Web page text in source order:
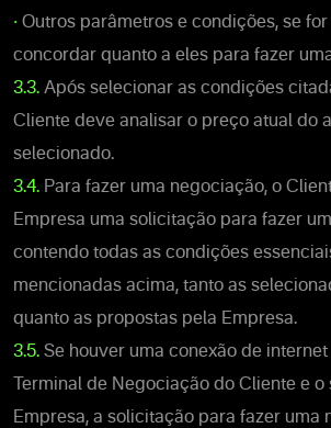
• Outros parâmetros e condições, se
concordar quanto a eles para fazer
3.3. Após selecionar as condições
Cliente deve analisar o preço atual do
selecionado.
3.4. Para fazer uma negociação, o
Empresa uma solicitação para fazer
contendo todas as condições
mencionadas acima, tanto as
quanto as propostas pela Empresa.
3.5. Se houver uma conexão de
Terminal de Negociação do Cliente e
Empresa, a solicitação para fazer uma